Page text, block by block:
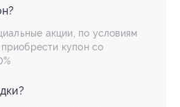
акции, по условиям
купон со